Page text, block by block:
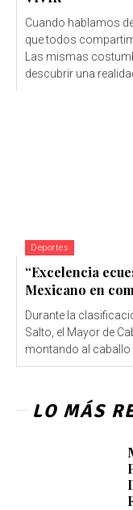
Cuando hablamos de México…
que todos compartimos la
Las mismas costumbres. Pero basta recorrer el
descubrir una
Deportes
“Excelencia
Mexicano en
Durante la
Salto, el Mayor de
montando al caballo
LO MÁS